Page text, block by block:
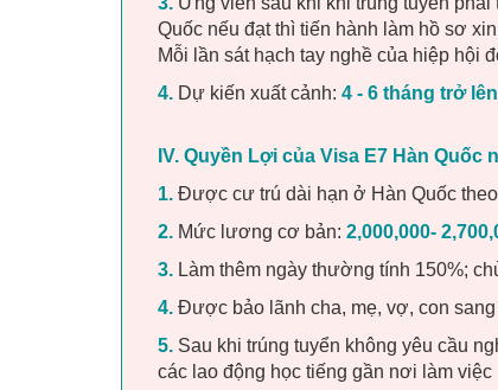
Quốc nếu đạt thì tiến hành làm hồ sơ
Mỗi lần sát hạch tay nghề của hiệp hội
4. Dự kiến xuất cảnh: 4 - 6 tháng trở lên
IV. Quyền Lợi của Visa E7 Hàn Quốc
1. Được cư trú dài hạn ở Hàn Quốc
2. Mức lương cơ bản: 2,000,000-
3. Làm thêm ngày thường tính 150%;
4. Được bảo lãnh cha, mẹ, vợ, con sang
5. Sau khi trúng tuyển không yêu cầu
các lao động học tiếng gần nơi làm việc